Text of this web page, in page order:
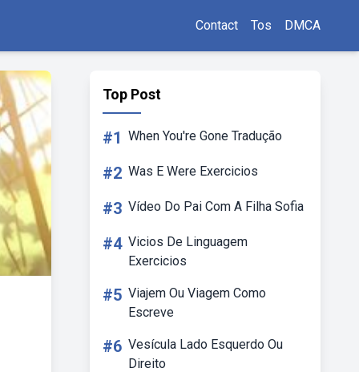
Contact Tos DMCA
Top Post
#1 When You're Gone Tradução
#2 Was E Were Exercicios
#3 Vídeo Do Pai Com A Filha Sofia
#4 Vicios De Linguagem
Exercicios
#5 Viajem Ou Viagem Como
Escreve
#6 Vesícula Lado Esquerdo Ou
Direito